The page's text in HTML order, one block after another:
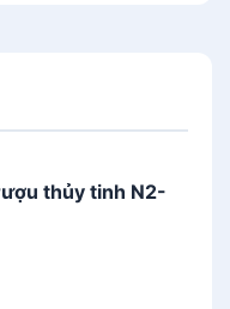
thủy tinh N2-